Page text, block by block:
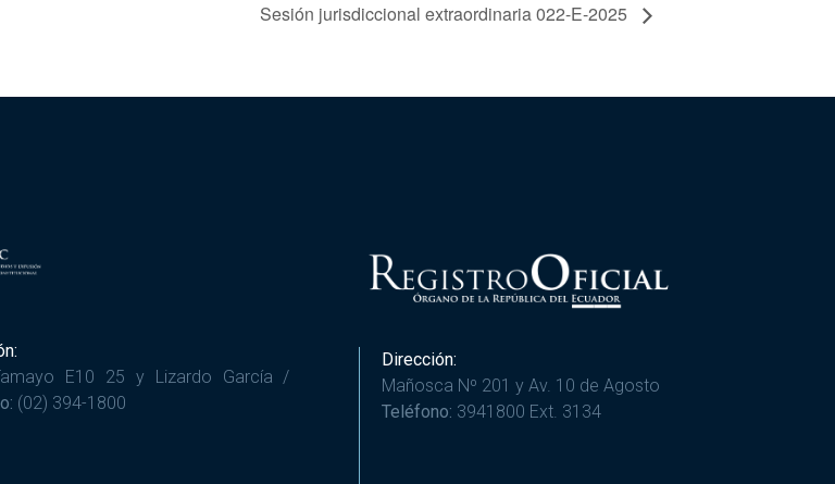
Sesión jurisdiccional extraordinaria 022-E-2025
E10 25 y Lizardo García /
(02) 394-1800
Dirección:
Mañosca Nº 201 y Av. 10 de Agosto
Teléfono: 3941800 Ext. 3134